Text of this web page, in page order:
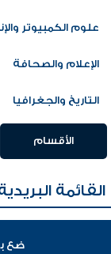
علوم الكمبيوتر
الإعلام والصحافة
التاريخ والجغرافيا
الأقسام
القائمة
ضع